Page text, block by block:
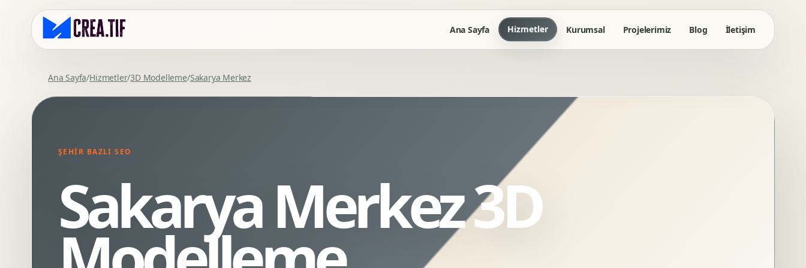
Ana Sayfa Hizmetler
Kurumsal Web Tasarim
SEO Uyumlu Web Tasarim
Webflow Web Tasarim
Framer Web Tasarim
Kurumsal Site Yenileme
Dashboard UI Tasarimi
Conversion UX Optimizasyonu
Kurumsal Dokuman Tasarimi
Ofis Ici Gorsel Kimlik
Kurumsal Katalog Tasarimi
Kurumsal Projelerimiz Blog İletişim
Ana Sayfa/Hizmetler/3D Modelleme/Sakarya Merkez
ŞEHIR BAZLI SEO
Sakarya Merkez 3D